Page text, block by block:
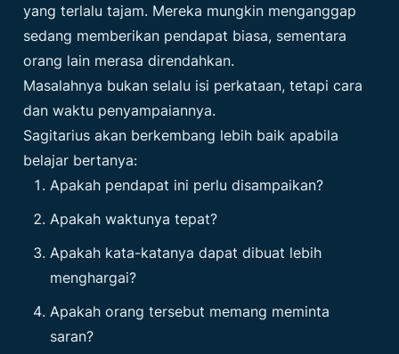
yang terlalu tajam. Mereka mungkin menganggap
sedang memberikan pendapat biasa, sementara
orang lain merasa direndahkan.
Masalahnya bukan selalu isi perkataan, tetapi cara
dan waktu penyampaiannya.
Sagitarius akan berkembang lebih baik apabila
belajar bertanya:
Apakah pendapat ini perlu disampaikan?
Apakah waktunya tepat?
Apakah kata-katanya dapat dibuat lebih
menghargai?
Apakah orang tersebut memang meminta
saran?